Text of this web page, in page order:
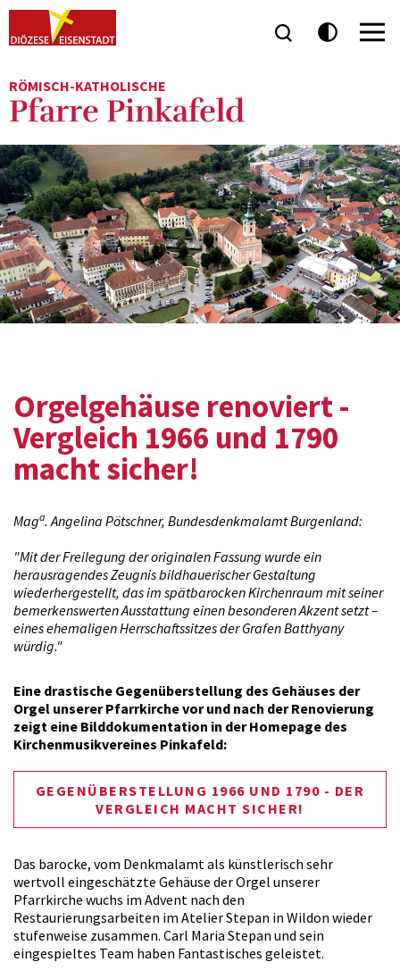
RÖMISCH-KATHOLISCHE
Pfarre Pinkafeld
Orgelgehäuse renoviert -
Vergleich 1966 und 1790
macht sicher!
Maga. Angelina Pötschner, Bundesdenkmalamt Burgenland:
"Mit der Freilegung der originalen Fassung wurde ein
herausragendes Zeugnis bildhauerischer Gestaltung
wiederhergestellt, das im spätbarocken Kirchenraum mit seiner
bemerkenswerten Ausstattung einen besonderen Akzent setzt –
eines ehemaligen Herrschaftssitzes der Grafen Batthyany
würdig."
Eine drastische Gegenüberstellung des Gehäuses der
Orgel unserer Pfarrkirche vor und nach der Renovierung
zeigt eine Bilddokumentation in der Homepage des
Kirchenmusikvereines Pinkafeld:
GEGENÜBERSTELLUNG 1966 UND 1790 - DER
VERGLEICH MACHT SICHER!
Das barocke, vom Denkmalamt als künstlerisch sehr
wertvoll eingeschätzte Gehäuse der Orgel unserer
Pfarrkirche wuchs im Advent nach den
Restaurierungsarbeiten im Atelier Stepan in Wildon wieder
stufenweise zusammen. Carl Maria Stepan und sein
eingespieltes Team haben Fantastisches geleistet.